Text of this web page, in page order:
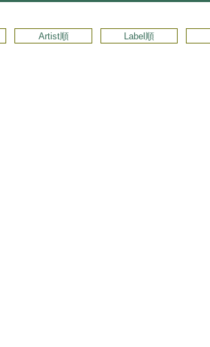
Artist順 Label順